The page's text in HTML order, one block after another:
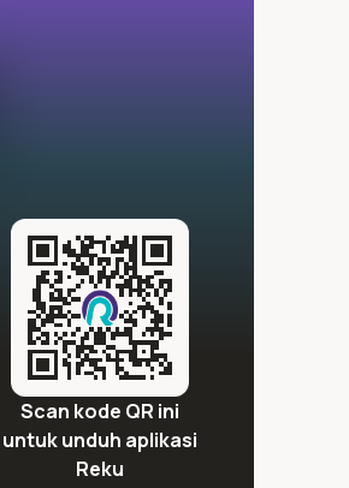
Scan kode QR ini
untuk unduh aplikasi
Reku